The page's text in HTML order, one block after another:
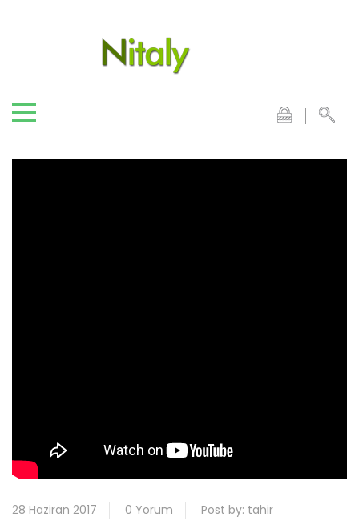
28 Haziran 2017 0 Yorum Post by: tahir